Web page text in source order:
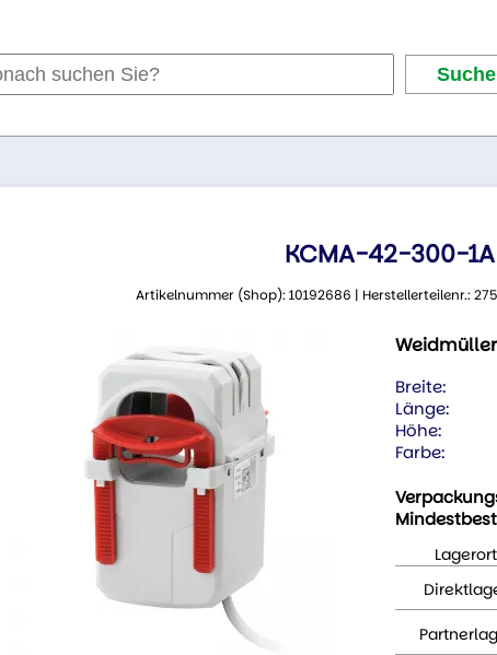
KCMA-42-300-
Artikelnummer (Shop): 10192686 | Herstellerteilenr.:
Weidmüller
Breite:
Länge:
Höhe:
Farbe:
Lagerort